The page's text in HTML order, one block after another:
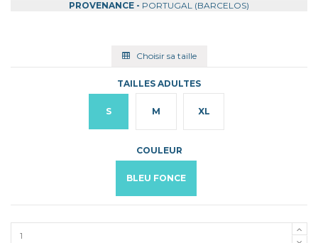
PROVENANCE - PORTUGAL (BARCELOS)
Choisir sa taille
TAILLES ADULTES
S M XL
COULEUR
BLEU FONCE